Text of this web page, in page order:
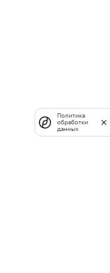
Политика
обработки
данных